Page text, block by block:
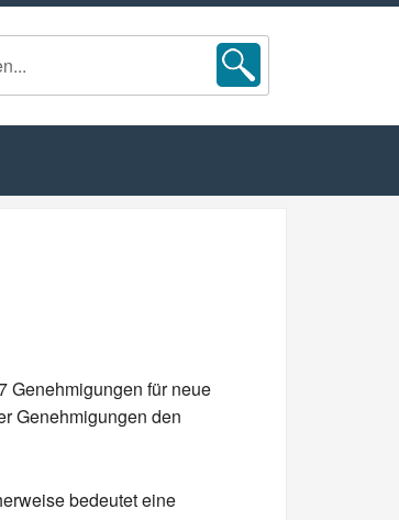
Genehmigungen für neue
Genehmigungen den
bedeutet eine